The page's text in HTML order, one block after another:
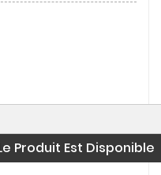
Produit Est Disponible